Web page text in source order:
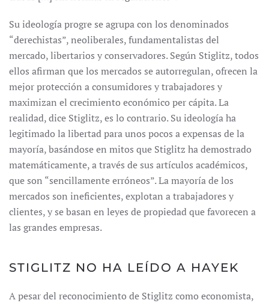
Su ideología progre se agrupa con los denominados
“derechistas”, neoliberales, fundamentalistas del
mercado, libertarios y conservadores. Según Stiglitz, todos
ellos afirman que los mercados se autorregulan, ofrecen la
mejor protección a consumidores y trabajadores y
maximizan el crecimiento económico per cápita. La
realidad, dice Stiglitz, es lo contrario. Su ideología ha
legitimado la libertad para unos pocos a expensas de la
mayoría, basándose en mitos que Stiglitz ha demostrado
matemáticamente, a través de sus artículos académicos,
que son “sencillamente erróneos”. La mayoría de los
mercados son ineficientes, explotan a trabajadores y
clientes, y se basan en leyes de propiedad que favorecen a
las grandes empresas.
STIGLITZ NO HA LEÍDO A HAYEK
A pesar del reconocimiento de Stiglitz como economista,